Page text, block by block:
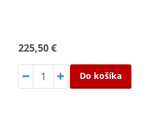
225,50 €
Do košíka